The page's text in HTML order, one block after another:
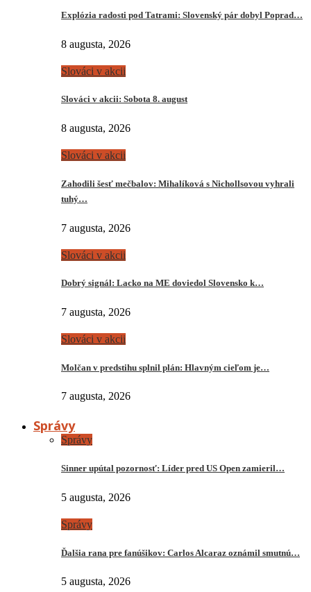
Explózia radosti pod Tatrami: Slovenský pár dobyl Poprad…
8 augusta, 2026
Slováci v akcii
Slováci v akcii: Sobota 8. august
8 augusta, 2026
Slováci v akcii
Zahodili šesť mečbalov: Mihalíková s Nichollsovou vyhrali
tuhý…
7 augusta, 2026
Slováci v akcii
Dobrý signál: Lacko na ME doviedol Slovensko k…
7 augusta, 2026
Slováci v akcii
Molčan v predstihu splnil plán: Hlavným cieľom je…
7 augusta, 2026
Správy
Správy
Sinner upútal pozornosť: Líder pred US Open zamieril…
5 augusta, 2026
Správy
Ďalšia rana pre fanúšikov: Carlos Alcaraz oznámil smutnú…
5 augusta, 2026